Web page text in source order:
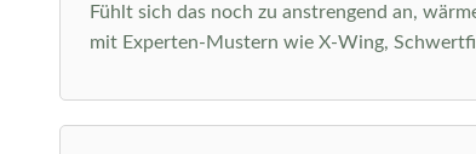
Fühlt sich das noch zu anstrengend an,
mit Experten-Mustern wie X-Wing,